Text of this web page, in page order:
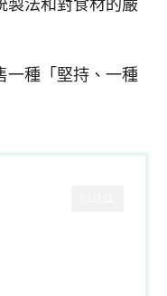
製法和對食材的嚴
一種「堅持、一種